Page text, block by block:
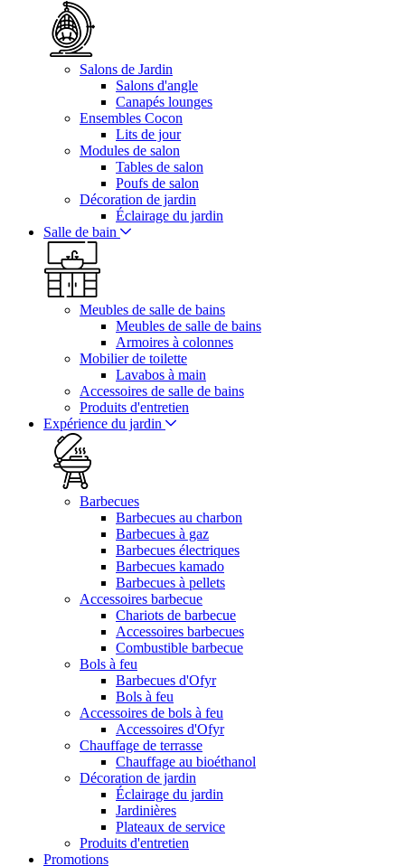
Salons de Jardin
Salons d'angle
Canapés lounges
Ensembles Cocon
Lits de jour
Modules de salon
Tables de salon
Poufs de salon
Décoration de jardin
Éclairage du jardin
Salle de bain
Meubles de salle de bains
Meubles de salle de bains
Armoires à colonnes
Mobilier de toilette
Lavabos à main
Accessoires de salle de bains
Produits d'entretien
Expérience du jardin
Barbecues
Barbecues au charbon
Barbecues à gaz
Barbecues électriques
Barbecues kamado
Barbecues à pellets
Accessoires barbecue
Chariots de barbecue
Accessoires barbecues
Combustible barbecue
Bols à feu
Barbecues d'Ofyr
Bols à feu
Accessoires de bols à feu
Accessoires d'Ofyr
Chauffage de terrasse
Chauffage au bioéthanol
Décoration de jardin
Éclairage du jardin
Jardinières
Plateaux de service
Produits d'entretien
Promotions